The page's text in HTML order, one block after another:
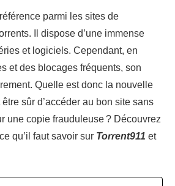
parmi les sites de
Il dispose d’une immense
et logiciels. Cependant, en
et des blocages fréquents, son
Quelle est donc la nouvelle
sûr d’accéder au bon site sans
une copie frauduleuse ? Découvrez
qu’il faut savoir sur Torrent911 et